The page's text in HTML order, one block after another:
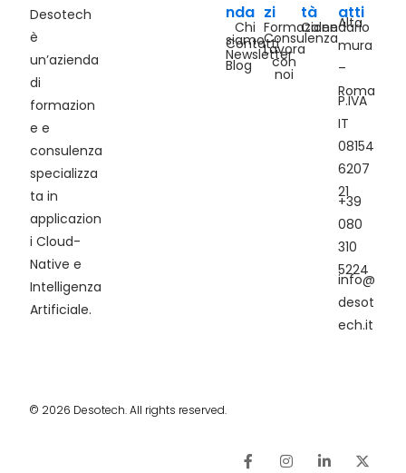
Desotech
è
un’azienda
di
formazion
e e
consulenza
specializza
ta in
applicazion
i Cloud-
Native e
Intelligenza
Artificiale.
nda
Chi
siamo
Contatti
Newsletter
Blog
zi
Formazione
Consulenza
Lavora
con
noi
tà
Calendario
atti
Alta
mura
–
Roma
P.IVA
IT
08154
6207
21
+39
080
310
5224
info@
desot
ech.it
© 2026 Desotech. All rights reserved.